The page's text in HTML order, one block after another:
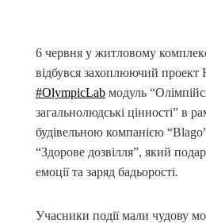
6 червня у житловому
відбувся захоплюючий
#OlympicLabмодуль
загальнолюдські цінності” в
будівельною компанією
“Здорове дозвілля”, який
емоції та заряд бадьорості.
Учасники події мали чудову